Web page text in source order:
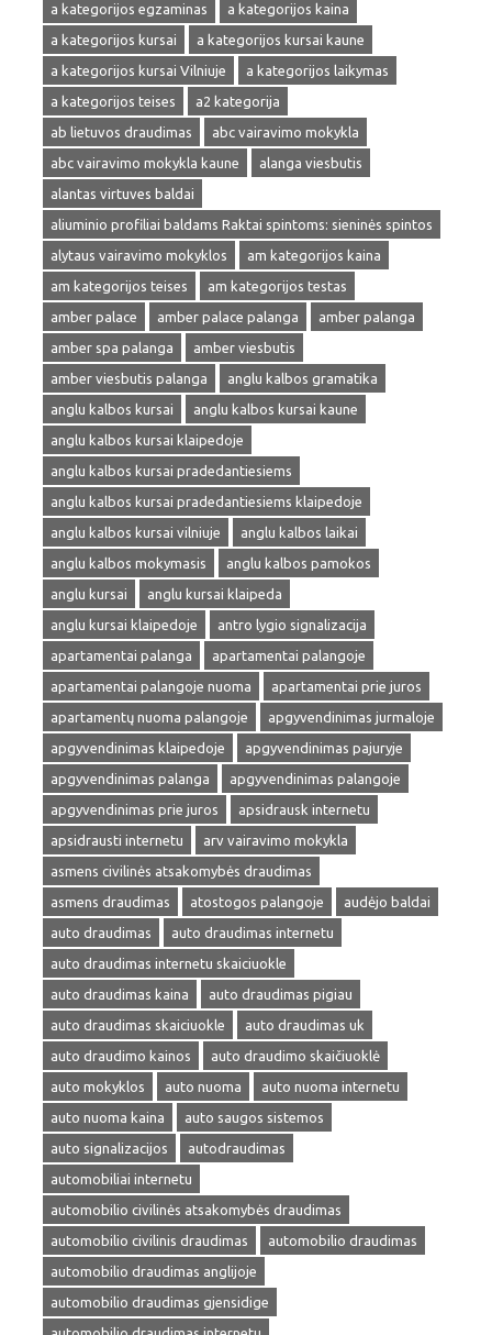
a kategorijos egzaminas
a kategorijos kaina
a kategorijos kursai
a kategorijos kursai kaune
a kategorijos kursai Vilniuje
a kategorijos laikymas
a kategorijos teises
a2 kategorija
ab lietuvos draudimas
abc vairavimo mokykla
abc vairavimo mokykla kaune
alanga viesbutis
alantas virtuves baldai
aliuminio profiliai baldams Raktai spintoms: sieninės spintos
alytaus vairavimo mokyklos
am kategorijos kaina
am kategorijos teises
am kategorijos testas
amber palace
amber palace palanga
amber palanga
amber spa palanga
amber viesbutis
amber viesbutis palanga
anglu kalbos gramatika
anglu kalbos kursai
anglu kalbos kursai kaune
anglu kalbos kursai klaipedoje
anglu kalbos kursai pradedantiesiems
anglu kalbos kursai pradedantiesiems klaipedoje
anglu kalbos kursai vilniuje
anglu kalbos laikai
anglu kalbos mokymasis
anglu kalbos pamokos
anglu kursai
anglu kursai klaipeda
anglu kursai klaipedoje
antro lygio signalizacija
apartamentai palanga
apartamentai palangoje
apartamentai palangoje nuoma
apartamentai prie juros
apartamentų nuoma palangoje
apgyvendinimas jurmaloje
apgyvendinimas klaipedoje
apgyvendinimas pajuryje
apgyvendinimas palanga
apgyvendinimas palangoje
apgyvendinimas prie juros
apsidrausk internetu
apsidrausti internetu
arv vairavimo mokykla
asmens civilinės atsakomybės draudimas
asmens draudimas
atostogos palangoje
audėjo baldai
auto draudimas
auto draudimas internetu
auto draudimas internetu skaiciuokle
auto draudimas kaina
auto draudimas pigiau
auto draudimas skaiciuokle
auto draudimas uk
auto draudimo kainos
auto draudimo skaičiuoklė
auto mokyklos
auto nuoma
auto nuoma internetu
auto nuoma kaina
auto saugos sistemos
auto signalizacijos
autodraudimas
automobiliai internetu
automobilio civilinės atsakomybės draudimas
automobilio civilinis draudimas
automobilio draudimas
automobilio draudimas anglijoje
automobilio draudimas gjensidige